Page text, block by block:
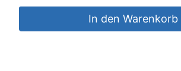
In den Warenkorb